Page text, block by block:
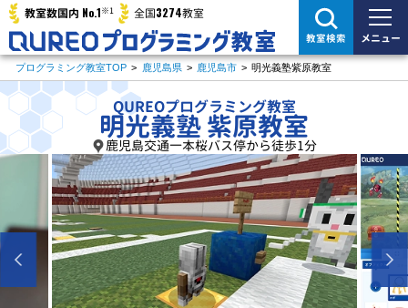
教室数国内 No.1※1 全国3274教室
教室検索 メニュー
プログラミング教室TOP > 鹿児島県 > 鹿児島市 > 明光義塾紫原教室
QUREOプログラミング教室
明光義塾 紫原教室
鹿児島交通一本桜バス停から徒歩1分